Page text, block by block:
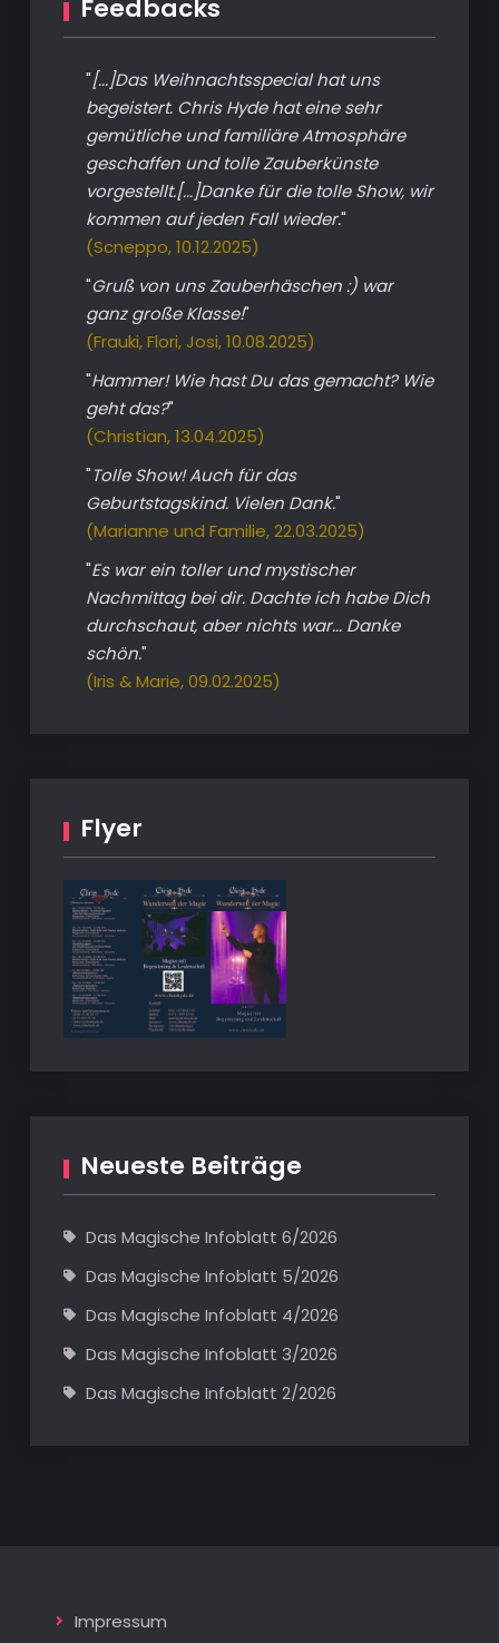
Feedbacks
"[...]Das Weihnachtsspecial hat uns
begeistert. Chris Hyde hat eine sehr
gemütliche und familiäre Atmosphäre
geschaffen und tolle Zauberkünste
vorgestellt.[...]Danke für die tolle Show, wir
kommen auf jeden Fall wieder."
(Scneppo, 10.12.2025)
"Gruß von uns Zauberhäschen :) war
ganz große Klasse!"
(Frauki, Flori, Josi, 10.08.2025)
"Hammer! Wie hast Du das gemacht? Wie
geht das?"
(Christian, 13.04.2025)
"Tolle Show! Auch für das
Geburtstagskind. Vielen Dank."
(Marianne und Familie, 22.03.2025)
"Es war ein toller und mystischer
Nachmittag bei dir. Dachte ich habe Dich
durchschaut, aber nichts war... Danke
schön."
(Iris & Marie, 09.02.2025)
Flyer
Neueste Beiträge
Das Magische Infoblatt 6/2026
Das Magische Infoblatt 5/2026
Das Magische Infoblatt 4/2026
Das Magische Infoblatt 3/2026
Das Magische Infoblatt 2/2026
Impressum